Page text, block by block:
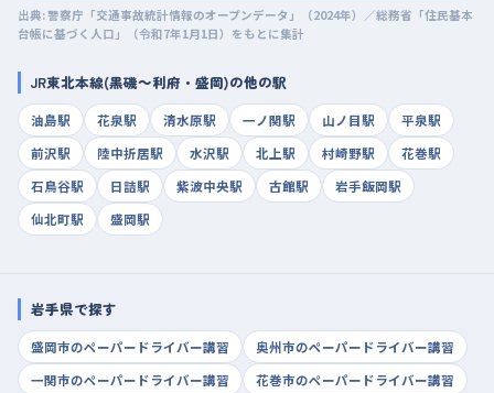
出典: 警察庁「交通事故統計情報のオープンデータ」（2024年）／総務省「住民基本
台帳に基づく人口」（令和7年1月1日）をもとに集計
JR東北本線(黒磯～利府・盛岡)の他の駅
油島駅 花泉駅 清水原駅 一ノ関駅 山ノ目駅
平泉駅
前沢駅
陸中折居駅 水沢駅 北上駅 村崎野駅
花巻駅
石鳥谷駅
日詰駅 紫波中央駅 古館駅
岩手飯岡駅
仙北町駅
盛岡駅
岩手県で探す
盛岡市のペーパードライバー講習
奥州市のペーパードライバー講習
一関市のペーパードライバー講習
花巻市のペーパードライバー講習